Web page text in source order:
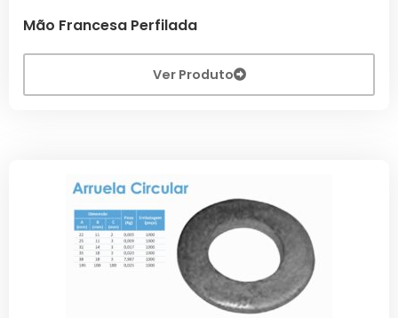
Mão Francesa Perfilada
Ver Produto